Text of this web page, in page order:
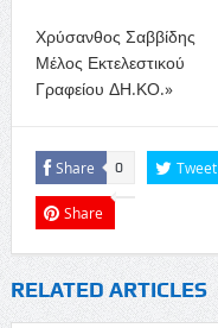
Χρύσανθος Σαββίδης
Μέλος Εκτελεστικού
Γραφείου ΔΗ.ΚΟ.»
Share 0 Tweet
Share
RELATED ARTICLES